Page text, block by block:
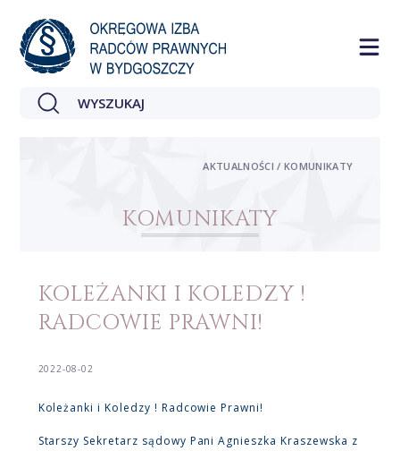
KOMUNIKATY
AKTUALNOŚCI / KOMUNIKATY
KOLEŻANKI I KOLEDZY !
RADCOWIE PRAWNI!
2022-08-02
Koleżanki i Koledzy ! Radcowie Prawni!
Starszy Sekretarz sądowy Pani Agnieszka Kraszewska z